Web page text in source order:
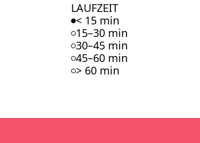
LAUFZEIT
< 15 min
15–30 min
30–45 min
45–60 min
> 60 min